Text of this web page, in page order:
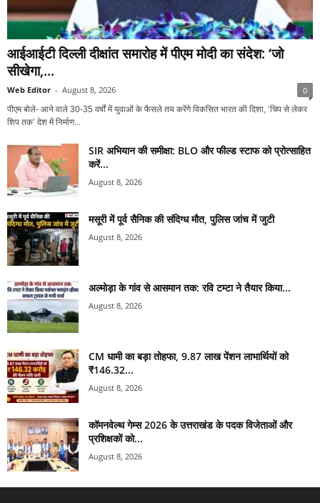
आईआईटी दिल्ली दीक्षांत समारोह में पीएम मोदी का संदेश: ‘जो
सीखेगा,...
Web Editor - August 8, 2026 0
पीएम बोले- आने वाले 30-35 वर्षों में युवाओं के फैसले तय करेंगे विकसित भारत की दिशा, ‘चिप से लेकर
शिप तक’ देश में निर्माण...
SIR अभियान की समीक्षा: BLO और फील्ड स्टाफ को प्रोत्साहित
करें...
August 8, 2026
मसूरी में पूर्व सैनिक की संदिग्ध मौत, पुलिस जांच में जुटी
August 8, 2026
अल्मोड़ा के गांव से आसमान तक: रवि टम्टा ने तैयार किया...
August 8, 2026
CM धामी का बड़ा तोहफा, 9.87 लाख पेंशन लाभार्थियों को
₹146.32...
August 8, 2026
कॉमनवेल्थ गेम्स 2026 के उत्तराखंड के पदक विजेताओं और
प्रशिक्षकों को...
August 8, 2026